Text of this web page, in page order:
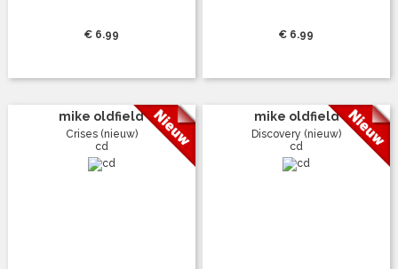
€ 6.99 € 6.99
mike oldfield
Crises (nieuw)
cd
mike oldfield
Discovery (nieuw)
cd